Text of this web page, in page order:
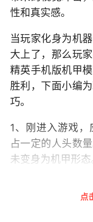
性和真实感。
当玩家化身为机
大上了，那么玩
精英手机版机甲
胜利，下面小编
巧。
1、刚进入游戏
占一定的人头数
未变身为机甲形态
点